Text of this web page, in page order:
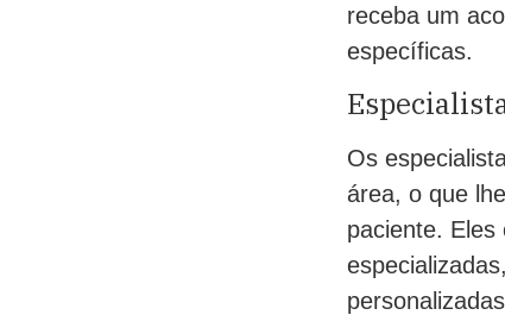
receba um
específicas.
Os
área, o que
paciente.